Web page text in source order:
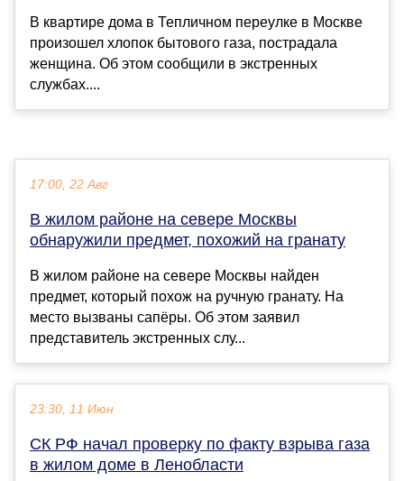
В квартире дома в Тепличном переулке в Москве
произошел хлопок бытового газа, пострадала
женщина. Об этом сообщили в экстренных
службах....
17:00, 22 Авг
В жилом районе на севере Москвы
обнаружили предмет, похожий на гранату
В жилом районе на севере Москвы найден
предмет, который похож на ручную гранату. На
место вызваны сапёры. Об этом заявил
представитель экстренных слу...
23:30, 11 Июн
СК РФ начал проверку по факту взрыва газа
в жилом доме в Ленобласти